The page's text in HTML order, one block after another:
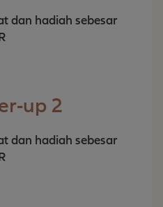
dan hadiah sebesar
up 2
dan hadiah sebesar